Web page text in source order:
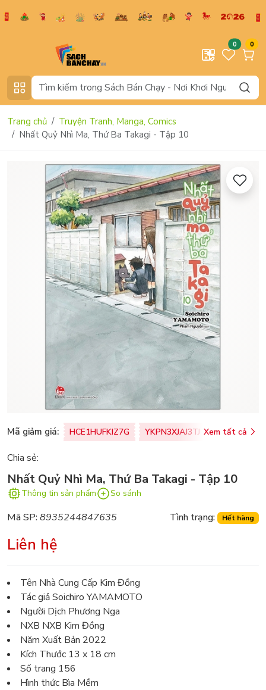
0 0
Trang chủ
Truyện Tranh, Manga, Comics
Nhất Quỷ Nhì Ma, Thứ Ba Takagi - Tập 10
Mã giảm giá: HCE1HUFKIZ7G YKPN3XJAJ3TJ Xem tất cả
Chia sẻ:
Nhất Quỷ Nhì Ma, Thứ Ba Takagi - Tập 10
Thông tin sản phẩm So sánh
Mã SP:8935244847635 Tình trạng: Hết hàng
Liên hệ
Tên Nhà Cung Cấp Kim Đồng
Tác giả Soichiro YAMAMOTO
Người Dịch Phương Nga
NXB NXB Kim Đồng
Năm Xuất Bản 2022
Kích Thước 13 x 18 cm
Số trang 156
Hình thức Bìa Mềm